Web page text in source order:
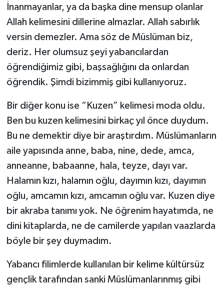
İnanmayanlar, ya da başka dine mensup olanlar
Allah kelimesini dillerine almazlar. Allah sabırlık
versin demezler. Ama söz de Müslüman biz,
deriz. Her olumsuz şeyi yabancılardan
öğrendiğimiz gibi, başsağlığını da onlardan
öğrendik. Şimdi bizimmiş gibi kullanıyoruz.
Bir diğer konu ise “Kuzen” kelimesi moda oldu.
Ben bu kuzen kelimesini birkaç yıl önce duydum.
Bu ne demektir diye bir araştırdım. Müslümanların
aile yapısında anne, baba, nine, dede, amca,
anneanne, babaanne, hala, teyze, dayı var.
Halamın kızı, halamın oğlu, dayımın kızı, dayımın
oğlu, amcamın kızı, amcamın oğlu var. Kuzen diye
bir akraba tanımı yok. Ne öğrenim hayatımda, ne
dini kitaplarda, ne de camilerde yapılan vaazlarda
böyle bir şey duymadım.
Yabancı filimlerde kullanılan bir kelime kültürsüz
gençlik tarafından sanki Müslümanlarınmış gibi